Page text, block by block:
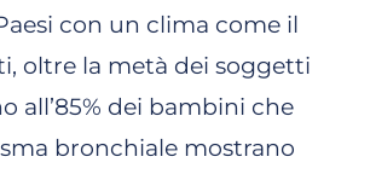
con un clima come il
oltre la metà dei soggetti
all’85% dei bambini che
bronchiale mostrano